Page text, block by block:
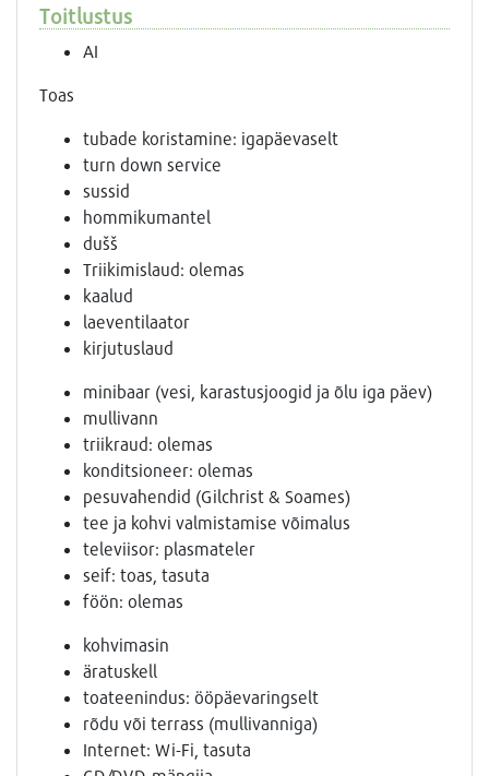
Toitlustus
AI
Toas
tubade koristamine: igapäevaselt
turn down service
sussid
hommikumantel
dušš
Triikimislaud: olemas
kaalud
laeventilaator
kirjutuslaud
minibaar (vesi, karastusjoogid ja õlu iga päev)
mullivann
triikraud: olemas
konditsioneer: olemas
pesuvahendid (Gilchrist & Soames)
tee ja kohvi valmistamise võimalus
televiisor: plasmateler
seif: toas, tasuta
föön: olemas
kohvimasin
äratuskell
toateenindus: ööpäevaringselt
rõdu või terrass (mullivanniga)
Internet: Wi-Fi, tasuta